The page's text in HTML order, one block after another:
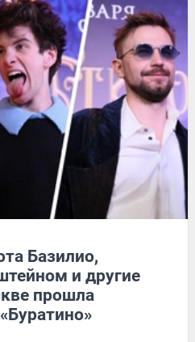
Базилио,
и другие
прошла